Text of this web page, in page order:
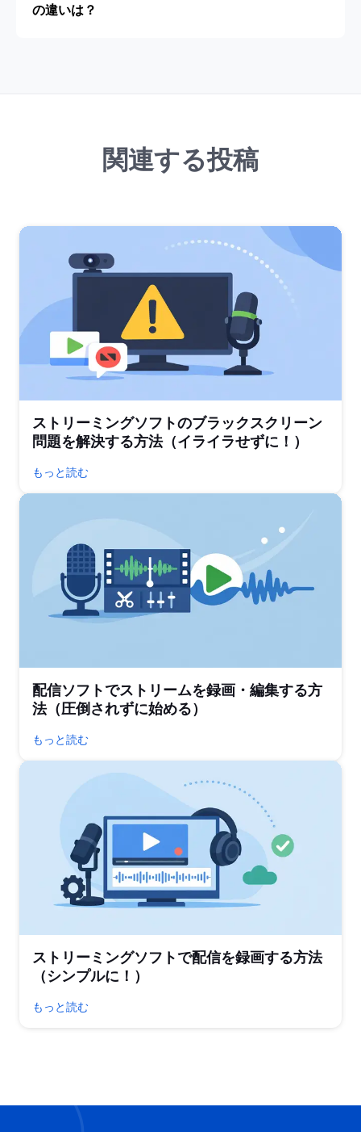
の違いは？
関連する投稿
ストリーミングソフトのブラックスクリーン
問題を解決する方法（イライラせずに！）
もっと読む
配信ソフトでストリームを録画・編集する方
法（圧倒されずに始める）
もっと読む
ストリーミングソフトで配信を録画する方法
（シンプルに！）
もっと読む